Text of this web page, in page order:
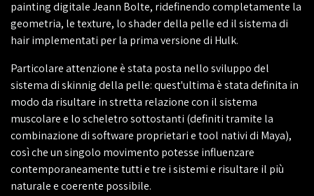
painting digitale Jeann Bolte, ridefinendo completamente la
geometria, le texture, lo shader della pelle ed il sistema di
hair implementati per la prima versione di Hulk.
Particolare attenzione è stata posta nello sviluppo del
sistema di skinnig della pelle: quest'ultima è stata definita in
modo da risultare in stretta relazione con il sistema
muscolare e lo scheletro sottostanti (definiti tramite la
combinazione di software proprietari e tool nativi di Maya),
così che un singolo movimento potesse influenzare
contemporaneamente tutti e tre i sistemi e risultare il più
naturale e coerente possibile.